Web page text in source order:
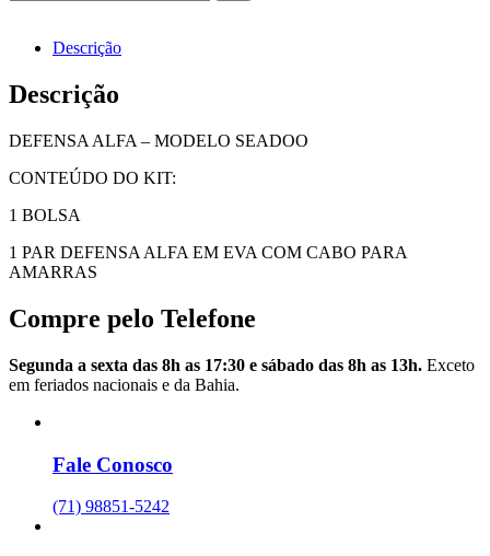
Descrição
Descrição
DEFENSA ALFA – MODELO SEADOO
CONTEÚDO DO KIT:
1 BOLSA
1 PAR DEFENSA ALFA EM EVA COM CABO PARA
AMARRAS
Compre pelo Telefone
Segunda a sexta das 8h as 17:30 e sábado das 8h as 13h. Exceto
em feriados nacionais e da Bahia.
Fale Conosco
(71) 98851-5242